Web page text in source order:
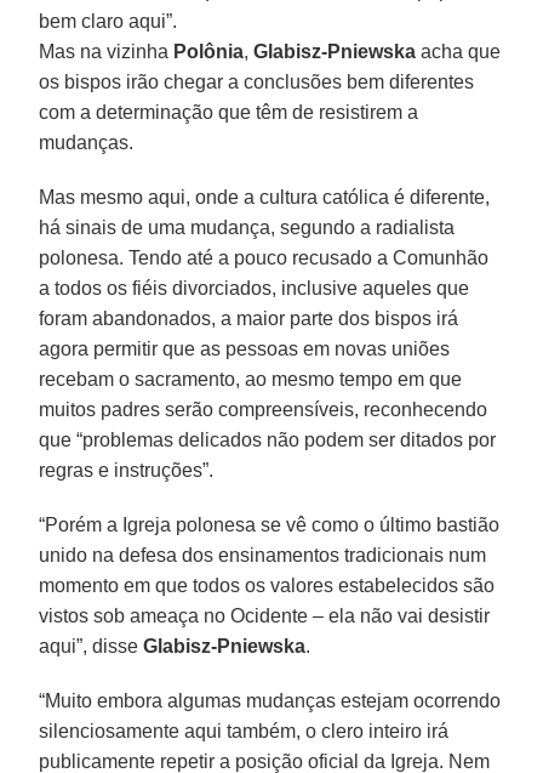
bem claro aqui”.
Mas na vizinha Polônia,Glabisz-Pniewska acha que
os bispos irão chegar a conclusões bem diferentes
com a determinação que têm de resistirem a
mudanças.
Mas mesmo aqui, onde a cultura católica é diferente,
há sinais de uma mudança, segundo a radialista
polonesa. Tendo até a pouco recusado a Comunhão
a todos os fiéis divorciados, inclusive aqueles que
foram abandonados, a maior parte dos bispos irá
agora permitir que as pessoas em novas uniões
recebam o sacramento, ao mesmo tempo em que
muitos padres serão compreensíveis, reconhecendo
que “problemas delicados não podem ser ditados por
regras e instruções”.
“Porém a Igreja polonesa se vê como o último bastião
unido na defesa dos ensinamentos tradicionais num
momento em que todos os valores estabelecidos são
vistos sob ameaça no Ocidente – ela não vai desistir
aqui”, disseGlabisz-Pniewska.
“Muito embora algumas mudanças estejam ocorrendo
silenciosamente aqui também, o clero inteiro irá
publicamente repetir a posição oficial da Igreja. Nem